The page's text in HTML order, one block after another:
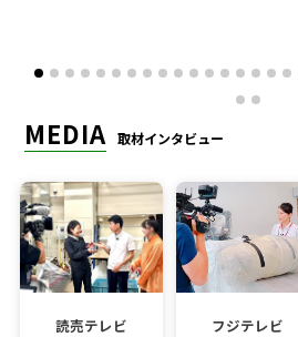
MEDIA 取材インタビュー
読売テレビ フジテレビ